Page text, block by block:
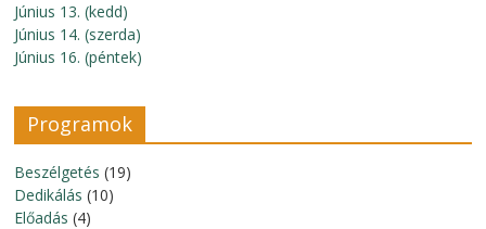
Június 13. (kedd)
Június 14. (szerda)
Június 16. (péntek)
Programok
Beszélgetés (19)
Dedikálás (10)
Előadás (4)